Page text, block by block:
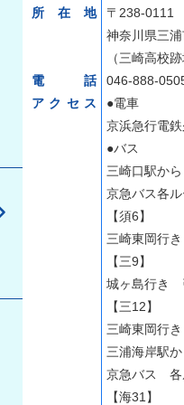
所在地
〒238-0111
神奈川県三
（三崎高校
電話
046-888-
アクセス
●電車
京浜急行電鉄
●バス
三崎口駅から
京急バス各
【須6】
三崎東岡行
【三9】
城ヶ島行き
【三12】
三崎東岡行
三浦海岸駅か
京急バス 各
【海31】